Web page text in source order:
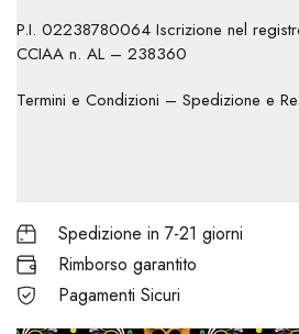
P.I. 02238780064 Iscrizione nel
CCIAA n. AL – 238360
Termini e Condizioni – Spedizione e
Spedizione in 7-21 giorni
Rimborso garantito
Pagamenti Sicuri